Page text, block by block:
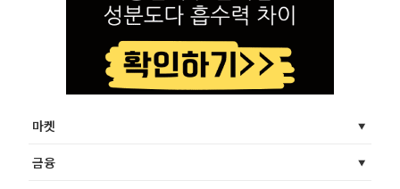
마켓
금융